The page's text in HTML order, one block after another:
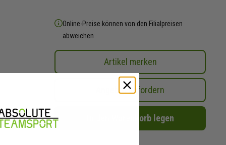
Online-Preise können von den Filialpreisen
abweichen
Artikel merken
Angebot anfordern
In den Warenkorb legen